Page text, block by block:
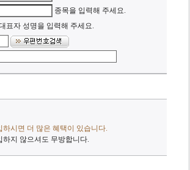
종목을 입력해 주세요.
표자 성명을 입력해 주세요.
하시면 더 많은 혜택이 있습니다.
하지 않으셔도 무방합니다.